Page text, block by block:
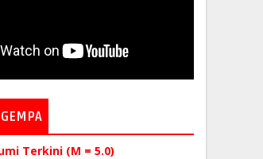
Terkini (M = 5.0)